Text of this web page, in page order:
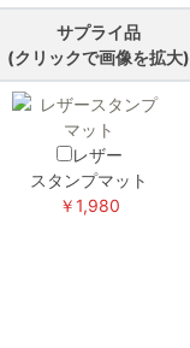
サプライ品
(クリックで画像を拡大)
レザー
スタンプマット
￥1,980